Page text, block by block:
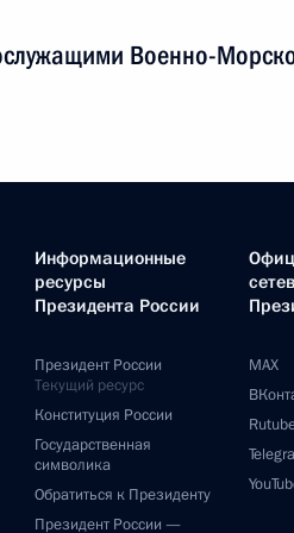
Военно-
Информационные
ресурсы
Президента России
Президент России
Текущий ресурс
Конституция России
Государственная
символика
Обратиться к Президенту
Президент России —
MAX